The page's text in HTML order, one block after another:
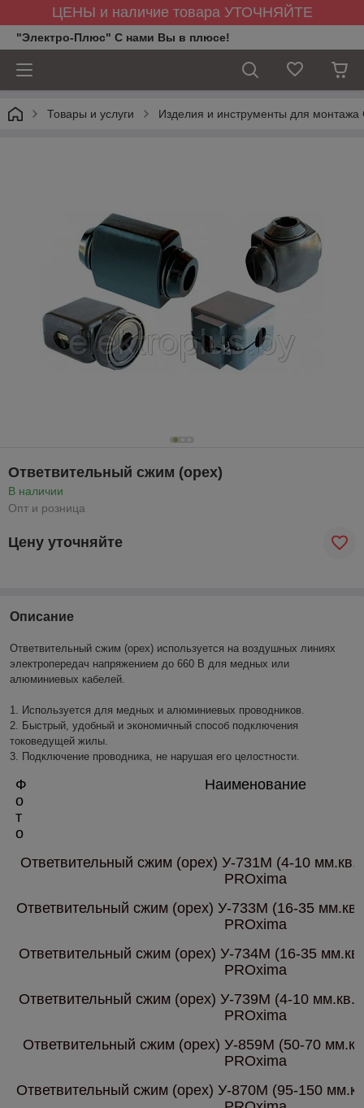
ЦЕНЫ и наличие товара УТОЧНЯЙТЕ
"Электро-Плюс" С нами Вы в плюсе!
Товары и услуги Изделия и инструменты для
Ответвительный сжим (орех)
В наличии
Опт и розница
Цену уточняйте
Описание
Ответвительный сжим (орех) используется на воздушных линиях
электропередач напряжением до 660 В для медных или
алюминиевых кабелей.
1. Используется для медных и алюминиевых проводников.
2. Быстрый, удобный и экономичный способ подключения
токоведущей жилы.
3. Подключение проводника, не нарушая его целостности.
Ф
о
т
о
Наименование
Ответвительный сжим (орех) У-731М (4-10
PROxima
Ответвительный сжим (орех) У-733М (16-35
PROxima
Ответвительный сжим (орех) У-734М (16-35
PROxima
Ответвительный сжим (орех) У-739М (4-10 мм.кв.;
PROxima
Ответвительный сжим (орех) У-859М (50-70
PROxima
Ответвительный сжим (орех) У-870М (95-150